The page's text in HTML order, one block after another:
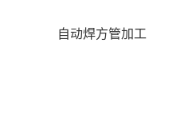
自动焊方管加工